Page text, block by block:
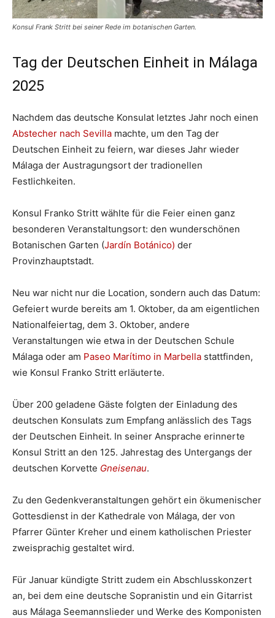
Konsul Frank Stritt bei seiner Rede im botanischen Garten.
Tag der Deutschen Einheit in Málaga
2025
Nachdem das deutsche Konsulat letztes Jahr noch einen
Abstecher nach Sevilla machte, um den Tag der
Deutschen Einheit zu feiern, war dieses Jahr wieder
Málaga der Austragungsort der tradionellen
Festlichkeiten.
Konsul Franko Stritt wählte für die Feier einen ganz
besonderen Veranstaltungsort: den wunderschönen
Botanischen Garten (Jardín Botánico) der
Provinzhauptstadt.
Neu war nicht nur die Location, sondern auch das Datum:
Gefeiert wurde bereits am 1. Oktober, da am eigentlichen
Nationalfeiertag, dem 3. Oktober, andere
Veranstaltungen wie etwa in der Deutschen Schule
Málaga oder am Paseo Marítimo in Marbella stattfinden,
wie Konsul Franko Stritt erläuterte.
Über 200 geladene Gäste folgten der Einladung des
deutschen Konsulats zum Empfang anlässlich des Tags
der Deutschen Einheit. In seiner Ansprache erinnerte
Konsul Stritt an den 125. Jahrestag des Untergangs der
deutschen Korvette Gneisenau.
Zu den Gedenkveranstaltungen gehört ein ökumenischer
Gottesdienst in der Kathedrale von Málaga, der von
Pfarrer Günter Kreher und einem katholischen Priester
zweisprachig gestaltet wird.
Für Januar kündigte Stritt zudem ein Abschlusskonzert
an, bei dem eine deutsche Sopranistin und ein Gitarrist
aus Málaga Seemannslieder und Werke des Komponisten